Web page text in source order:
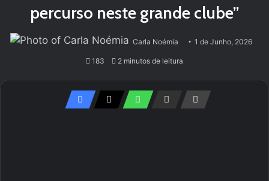
percurso neste grande clube”
Carla Noémia 1 de Junho, 2026
183 2 minutos de leitura